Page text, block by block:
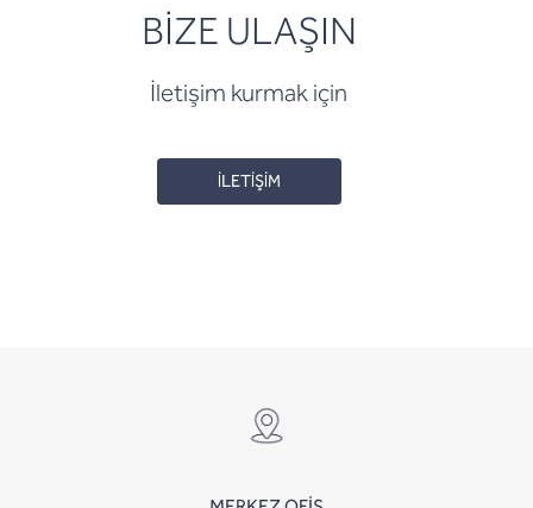
BİZE ULAŞIN
İletişim kurmak için
İLETİŞİM